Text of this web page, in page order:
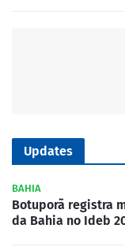
Updates
BAHIA
Botuporã registra
da Bahia no Ideb